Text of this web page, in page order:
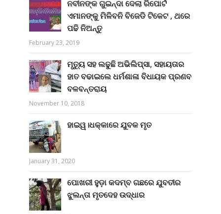
ନବୀନଙ୍କ ଗୁଇନ୍ଦା ଦେଲା ରିପୋର୍ଟ
ଏମାନଙ୍କୁ ମିଳିବନି ବିଜେଡି ଟିକେଟ , ଥରେ
ପଢି ନିଅନ୍ତୁ
February 23, 2019
ମୃତ୍ୟୁ ସହ ଲଢୁଛି ଅଭିଲିପ୍ସା, ସହାୟତାର
ହାତ ବଢାଇଲେ ଧର୍ମଶାଳା ବିଧାୟକ ପ୍ରଣବ
ବଳବନ୍ତରାୟ
November 10, 2018
ହାଇୱ।ଧକ୍କାରେ ଯୁବକ ମୃତ
January 31, 2020
ପୋଖରୀ ହୁଡ଼ା କଦମ୍ବ ଗଛରେ ଯୁବତୀର
ଝୁଲନ୍ତା ମୃତଦେହ ଉଦ୍ଧାର